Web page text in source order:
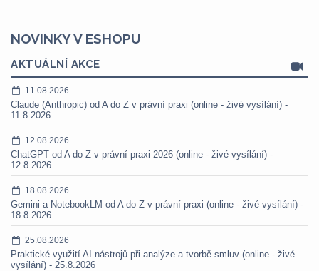
NOVINKY V ESHOPU
AKTUÁLNÍ AKCE
11.08.2026
Claude (Anthropic) od A do Z v právní praxi (online - živé vysílání) -
11.8.2026
12.08.2026
ChatGPT od A do Z v právní praxi 2026 (online - živé vysílání) -
12.8.2026
18.08.2026
Gemini a NotebookLM od A do Z v právní praxi (online - živé vysílání) -
18.8.2026
25.08.2026
Praktické využití AI nástrojů při analýze a tvorbě smluv (online - živé
vysílání) - 25.8.2026